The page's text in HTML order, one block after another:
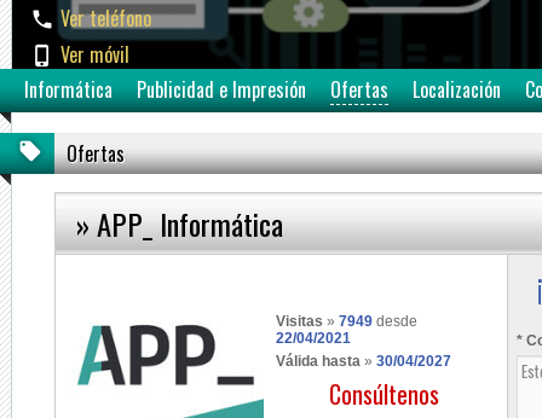
Ver teléfono
Ver móvil
Informática
Publicidad e Impresión Ofertas Localización
Ofertas
» APP_ Informática
Visitas » 7949 desde
22/04/2021
Válida hasta » 30/04/2027
Consúltenos
*